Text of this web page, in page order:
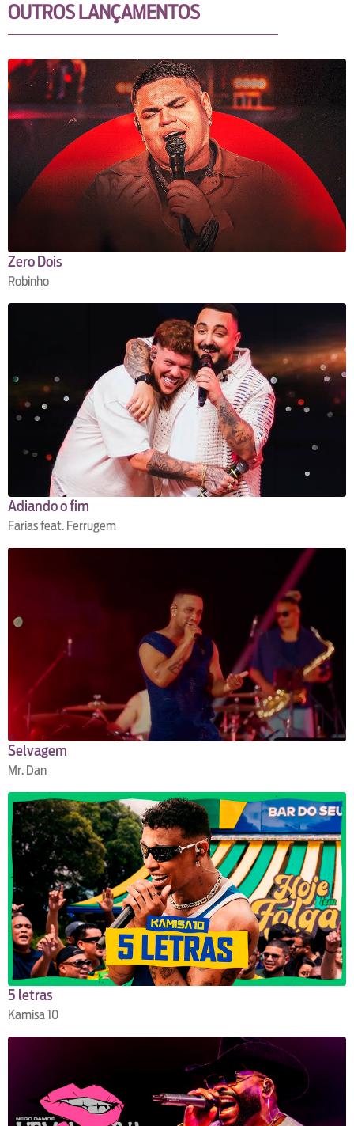
OUTROS LANÇAMENTOS
Zero Dois
Robinho
Adiando o fim
Farias feat. Ferrugem
Selvagem
Mr. Dan
5 letras
Kamisa 10